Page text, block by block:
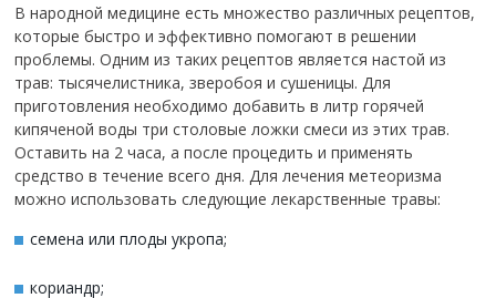
В народной медицине есть множество различных рецептов,
которые быстро и эффективно помогают в решении
проблемы. Одним из таких рецептов является настой из
трав: тысячелистника, зверобоя и сушеницы. Для
приготовления необходимо добавить в литр горячей
кипяченой воды три столовые ложки смеси из этих трав.
Оставить на 2 часа, а после процедить и применять
средство в течение всего дня. Для лечения метеоризма
можно использовать следующие лекарственные травы:
семена или плоды укропа;
кориандр;